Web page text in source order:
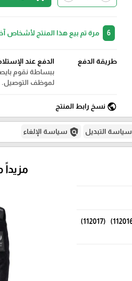
مرة تم بيع هذا المنتج لأشخاص
طريقة الدفع
الدفع عند
ببساطة نقوم
لموظف التوصيل.
public نسخ رابط المنتج
سياسة التبديل policy سياسة الإلغاء
(112012) (112013) (112011) (112014) (112015) (112016) (112017)
مزيداً